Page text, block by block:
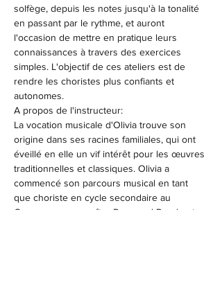
solfège, depuis les notes jusqu'à la tonalité
en passant par le rythme, et auront
l'occasion de mettre en pratique leurs
connaissances à travers des exercices
simples. L'objectif de ces ateliers est de
rendre les choristes plus confiants et
autonomes.
A propos de l'instructeur:
La vocation musicale d'Olivia trouve son
origine dans ses racines familiales, qui ont
éveillé en elle un vif intérêt pour les œuvres
traditionnelles et classiques. Olivia a
commencé son parcours musical en tant
que choriste en cycle secondaire au
Cameroun avec maître Raymond Pende et